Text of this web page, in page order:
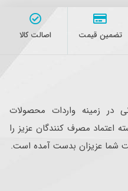
تضمین قیمت اصالت کالا
در زمینه واردات محصولات
اعتماد مصرف کنندگان عزیز را
شما عزیزان بدست آمده است.